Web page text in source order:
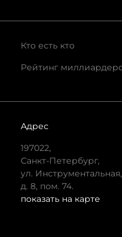
Кто есть кто
Рейтинг
Адрес
197022,
Санкт-Петербург,
ул. Инструментальная,
д. 8, пом. 74.
показать на карте